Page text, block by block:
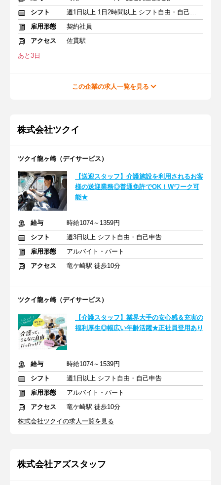
シフト
週1日以上 1日2時間以上 シフト自由・自己申告
雇用形態
契約社員
アクセス
佐貫駅
あと3日
この企業の求人一覧を見る
株式会社ツクイ
ツクイ龍ヶ崎（デイサービス）
【送迎スタッフ】介護施設を利用されるお客
様の送迎業務◎普通免許でOK！Wワーク可
能★
給与
時給1074～1359円
シフト
週3日以上 シフト自由・自己申告
雇用形態
アルバイト・パート
アクセス
竜ケ崎駅 徒歩10分
ツクイ龍ヶ崎（デイサービス）
【介護スタッフ】業界大手の安心感＆充実の
福利厚生◎幅広い年齢活躍★正社員登用あり
給与
時給1074～1539円
シフト
週1日以上 シフト自由・自己申告
雇用形態
アルバイト・パート
アクセス
竜ケ崎駅 徒歩10分
株式会社ツクイの求人一覧を見る
株式会社アズスタッフ